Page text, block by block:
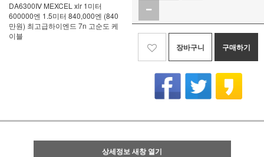
DA6300Ⅳ MEXCEL xlr 1미터
600000엔 1.5미터 840,000엔 (840
만원) 최고급하이엔드 7n 고순도 케
이블
장바구니 구매하기
상세정보 새창 열기